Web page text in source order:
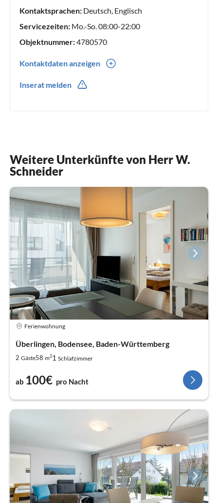
Kontaktsprachen: Deutsch, Englisch
Servicezeiten: Mo.-So. 08:00-22:00
Objektnummer:4780570
Kontaktdaten anzeigen
Inserat melden
Weitere Unterkünfte von Herr W.
Schneider
Ferienwohnung
Überlingen, Bodensee, Baden-Württemberg
2 Gäste58 m21 Schlafzimmer
ab 100€ pro Nacht